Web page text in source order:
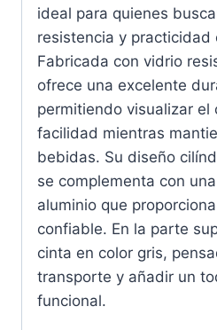
ideal para quienes
resistencia y practicidad
Fabricada con vidrio
ofrece una excelente
permitiendo visualizar el
facilidad mientras
bebidas. Su diseño
se complementa con
aluminio que
confiable. En la parte
cinta en color gris,
transporte y añadir un
funcional.